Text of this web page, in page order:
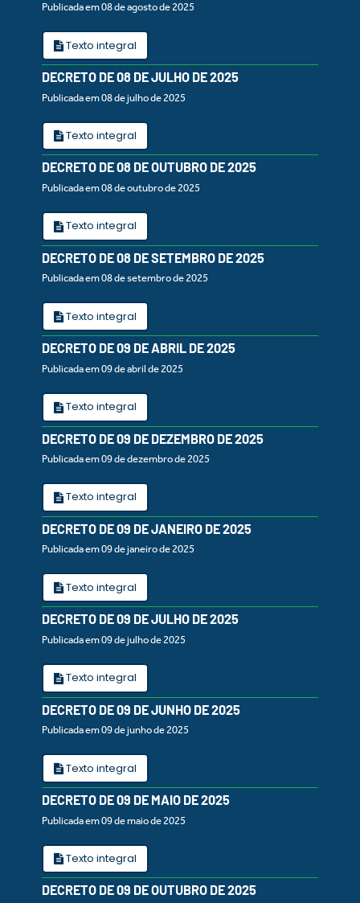
Publicada em 08 de agosto de 2025
Texto integral
DECRETO DE 08 DE JULHO DE 2025
Publicada em 08 de julho de 2025
Texto integral
DECRETO DE 08 DE OUTUBRO DE 2025
Publicada em 08 de outubro de 2025
Texto integral
DECRETO DE 08 DE SETEMBRO DE 2025
Publicada em 08 de setembro de 2025
Texto integral
DECRETO DE 09 DE ABRIL DE 2025
Publicada em 09 de abril de 2025
Texto integral
DECRETO DE 09 DE DEZEMBRO DE 2025
Publicada em 09 de dezembro de 2025
Texto integral
DECRETO DE 09 DE JANEIRO DE 2025
Publicada em 09 de janeiro de 2025
Texto integral
DECRETO DE 09 DE JULHO DE 2025
Publicada em 09 de julho de 2025
Texto integral
DECRETO DE 09 DE JUNHO DE 2025
Publicada em 09 de junho de 2025
Texto integral
DECRETO DE 09 DE MAIO DE 2025
Publicada em 09 de maio de 2025
Texto integral
DECRETO DE 09 DE OUTUBRO DE 2025